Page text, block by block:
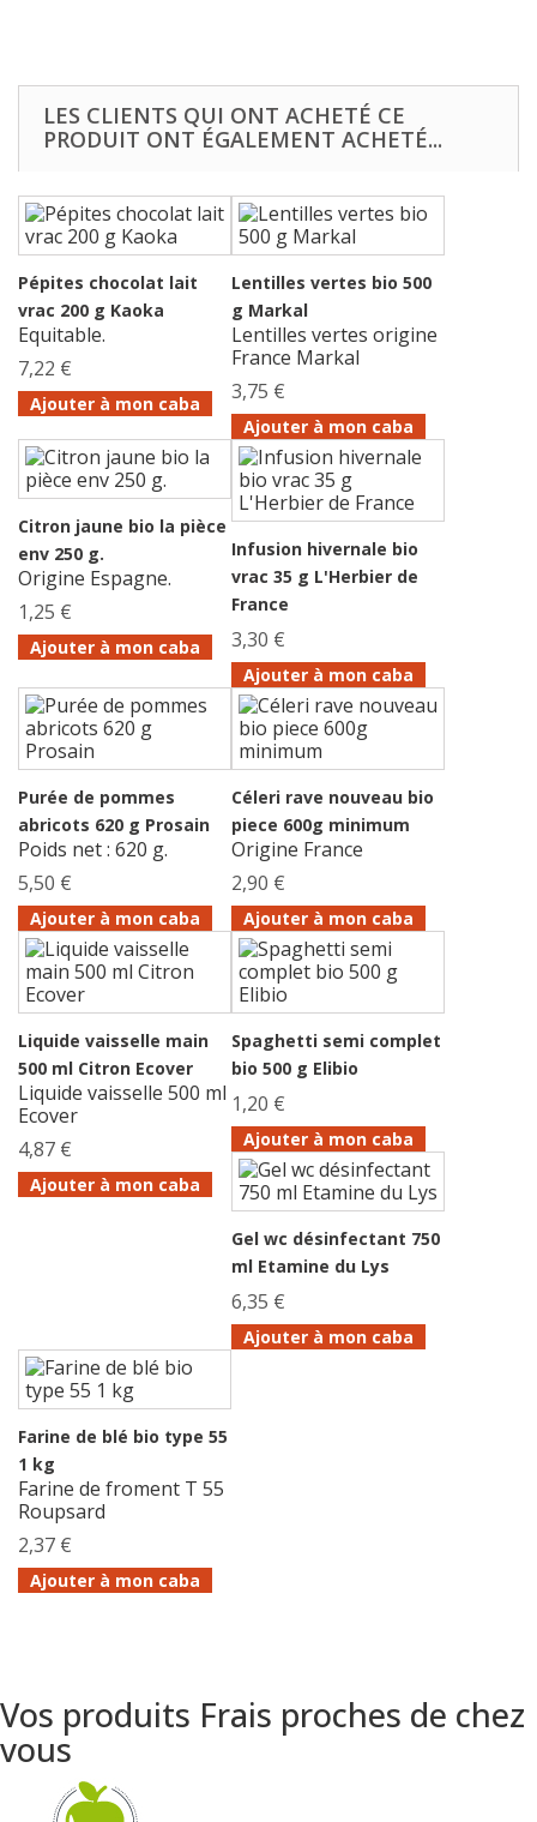
LES CLIENTS QUI ONT ACHETÉ CE
PRODUIT ONT ÉGALEMENT ACHETÉ...
Pépites chocolat lait
vrac 200 g Kaoka
Equitable.
7,22 €
Ajouter à mon caba
Lentilles vertes bio 500
g Markal
Lentilles vertes origine
France Markal
3,75 €
Ajouter à mon caba
Citron jaune bio la pièce
env 250 g.
Origine Espagne.
1,25 €
Ajouter à mon caba
Infusion hivernale bio
vrac 35 g L'Herbier de
France
3,30 €
Ajouter à mon caba
Purée de pommes
abricots 620 g Prosain
Poids net : 620 g.
5,50 €
Ajouter à mon caba
Céleri rave nouveau bio
piece 600g minimum
Origine France
2,90 €
Ajouter à mon caba
Liquide vaisselle main
500 ml Citron Ecover
Liquide vaisselle 500 ml
Ecover
4,87 €
Ajouter à mon caba
Spaghetti semi complet
bio 500 g Elibio
1,20 €
Ajouter à mon caba
Gel wc désinfectant 750
ml Etamine du Lys
6,35 €
Ajouter à mon caba
Farine de blé bio type 55
1 kg
Farine de froment T 55
Roupsard
2,37 €
Ajouter à mon caba
Vos produits Frais proches de chez
vous